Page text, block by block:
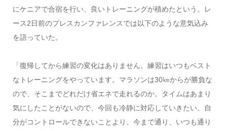
にケニアで合宿を行い、良いトレーニングが積めたという。レ
ース2日前のプレスカンファレンスでは以下のような意気込み
を語っていた。
「復帰してから練習の変化はありません。練習はいつもベスト
なトレーニングをやっています。マラソンは30㎞からが勝負な
ので、そこまでどれだけ省エネで走れるのか。タイムはあまり
気にしたことがないので、今回も冷静に対応していきたい。自
分がコントロールできないことより、今まで通り、いつも通り